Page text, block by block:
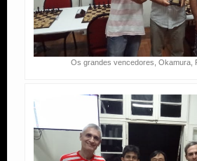
Os grandes vencedores, Okamura,